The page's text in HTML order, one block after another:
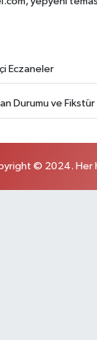
Eczaneler
Durumu ve Fikstür
© 2024. Her